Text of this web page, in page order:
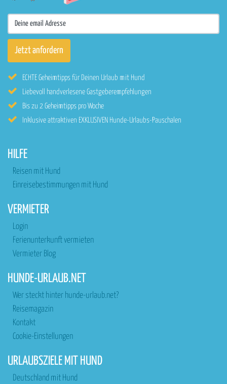
ECHTE Geheimtipps für Deinen Urlaub mit Hund
Liebevoll handverlesene Gastgeberempfehlungen
Bis zu 2 Geheimtipps pro Woche
Inklusive attraktiven EXKLUSIVEN Hunde-Urlaubs-Pauschalen
HILFE
Reisen mit Hund
Einreisebestimmungen mit Hund
VERMIETER
Login
Ferienunterkunft vermieten
Vermieter Blog
HUNDE-URLAUB.NET
Wer steckt hinter hunde-urlaub.net?
Reisemagazin
Kontakt
Cookie-Einstellungen
URLAUBSZIELE MIT HUND
Deutschland mit Hund